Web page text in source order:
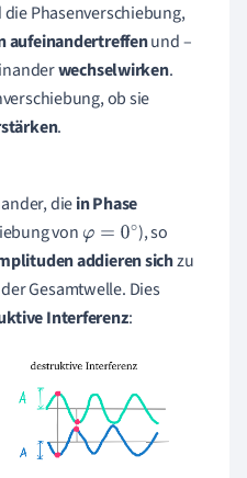
Phasenverschiebung,
aufeinandertreffenund –
wechselwirken.
ob sie
.
diein Phase
von φ=0∘
), so
addieren sichzu
Gesamtwelle. Dies
Interferenz: